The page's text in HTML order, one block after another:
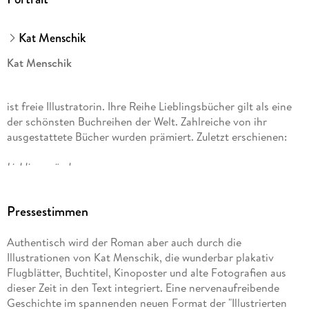
Kat Menschik
Kat Menschik
ist freie Illustratorin. Ihre Reihe Lieblingsbücher gilt als eine
der schönsten Buchreihen der Welt. Zahlreiche von ihr
ausgestattete Bücher wurden prämiert. Zuletzt erschienen:
Lieblingsmärchen,
Wer bist du?
Volker Kutscher
Pressestimmen
Authentisch wird der Roman aber auch durch die
Illustrationen von Kat Menschik, die wunderbar plakativ
Flugblätter, Buchtitel, Kinoposter und alte Fotografien aus
dieser Zeit in den Text integriert. Eine nervenaufreibende
Geschichte im spannenden neuen Format der "Illustrierten